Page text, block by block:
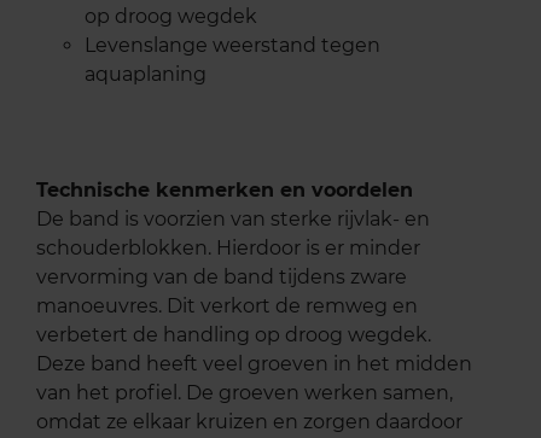
op droog wegdek
Levenslange weerstand tegen
aquaplaning
Technische kenmerken en voordelen
De band is voorzien van sterke rijvlak- en
schouderblokken. Hierdoor is er minder
vervorming van de band tijdens zware
manoeuvres. Dit verkort de remweg en
verbetert de handling op droog wegdek.
Deze band heeft veel groeven in het midden
van het profiel. De groeven werken samen,
omdat ze elkaar kruizen en zorgen daardoor